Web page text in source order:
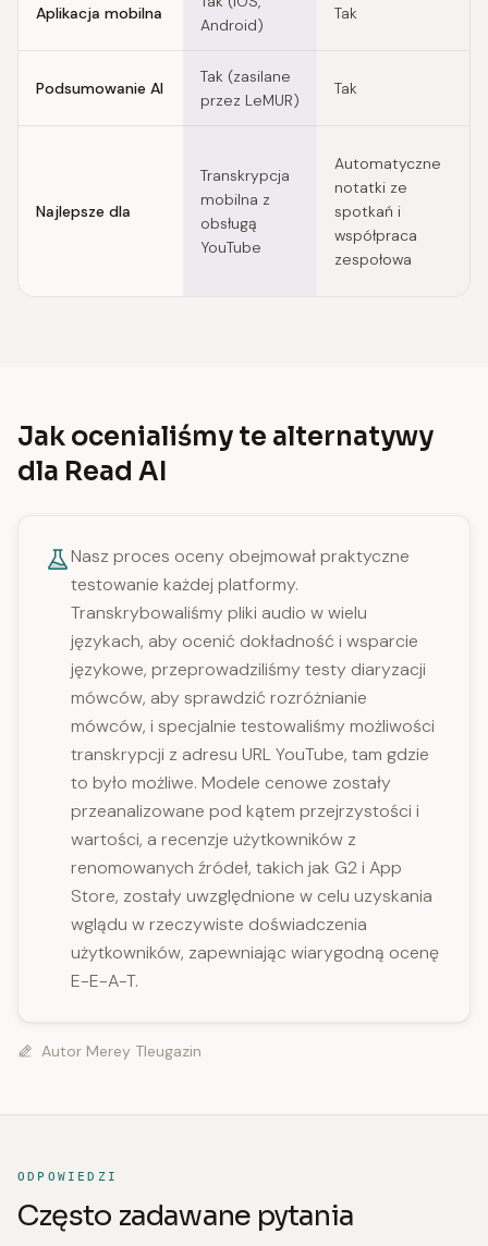
Aplikacja mobilna
Android)
Tak
Podsumowanie AI
Tak (zasilane
przez LeMUR)
Tak
Najlepsze dla
Transkrypcja
mobilna z
obsługą
YouTube
Automatyczne
notatki ze
spotkań i
współpraca
zespołowa
Jak ocenialiśmy te alternatywy
dla Read AI
Nasz proces oceny obejmował praktyczne
testowanie każdej platformy.
Transkrybowaliśmy pliki audio w wielu
językach, aby ocenić dokładność i wsparcie
językowe, przeprowadziliśmy testy diaryzacji
mówców, aby sprawdzić rozróżnianie
mówców, i specjalnie testowaliśmy możliwości
transkrypcji z adresu URL YouTube, tam gdzie
to było możliwe. Modele cenowe zostały
przeanalizowane pod kątem przejrzystości i
wartości, a recenzje użytkowników z
renomowanych źródeł, takich jak G2 i App
Store, zostały uwzględnione w celu uzyskania
wglądu w rzeczywiste doświadczenia
użytkowników, zapewniając wiarygodną ocenę
E-E-A-T.
Autor Merey Tleugazin
ODPOWIEDZI
Często zadawane pytania